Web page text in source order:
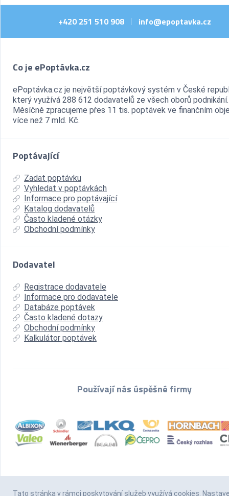
+420 251 510 908 | info@epoptavka.cz
Co je ePoptávka.cz
ePoptávka.cz je největší poptávkový systém v České
který využívá 288 612 dodavatelů ze všech oborů podnikání.
Měsíčně zpracujeme přes 11 tis. poptávek ve finančním
více než 7 mld. Kč.
Poptávající
Zadat poptávku
Vyhledat v poptávkách
Informace pro poptávající
Katalog dodavatelů
Často kladené otázky
Obchodní podmínky
Dodavatel
Registrace dodavatele
Informace pro dodavatele
Databáze poptávek
Často kladené dotazy
Obchodní podmínky
Kalkulátor poptávek
Používají nás úspěšné firmy
Tato stránka v rámci poskytování služeb využívá cookies.